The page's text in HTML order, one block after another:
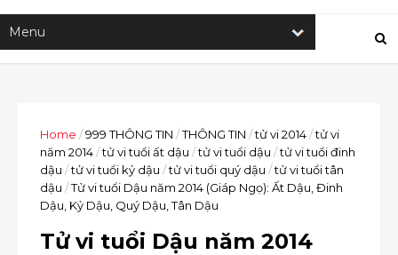
Home /999 THÔNG TIN /THÔNG TIN /tử vi 2014/tử vi
năm 2014/tử vi tuổi ất dậu /tử vi tuổi dậu /tử vi tuổi đinh
dậu /tử vi tuổi kỷ dậu /tử vi tuổi quý dậu /tử vi tuổi tân
dậu /Tử vi tuổi Dậu năm 2014 (Giáp Ngọ): Ất Dậu, Đinh
Dậu, Kỷ Dậu, Quý Dậu, Tân Dậu
Tử vi tuổi Dậu năm 2014